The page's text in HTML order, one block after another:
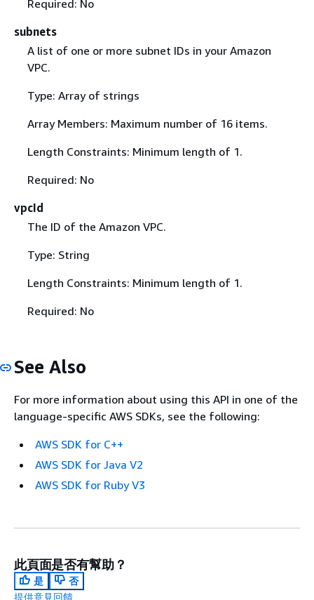
Required: No
subnets
A list of one or more subnet IDs in your Amazon
VPC.
Type: Array of strings
Array Members: Maximum number of 16 items.
Length Constraints: Minimum length of 1.
Required: No
vpcId
The ID of the Amazon VPC.
Type: String
Length Constraints: Minimum length of 1.
Required: No
See Also
For more information about using this API in one of the
language-specific AWS SDKs, see the following:
AWS SDK for C++
AWS SDK for Java V2
AWS SDK for Ruby V3
此頁面是否有幫助？
是
否
提供意見回饋